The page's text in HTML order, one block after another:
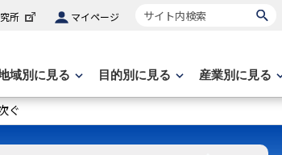
所 マイページ サイト内検索
域別に見る 目的別に見る 産業別に見る
ぐ